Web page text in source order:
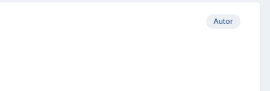
Autor